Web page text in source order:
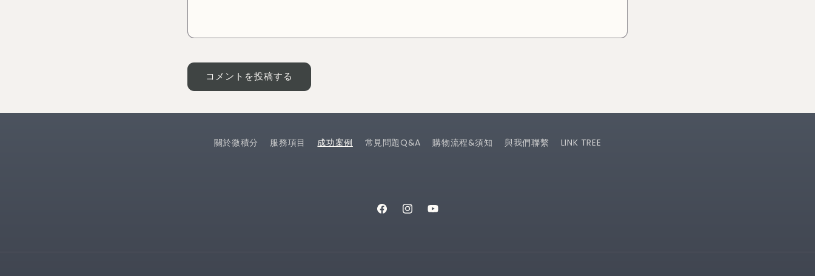
關於微積分 服務項目 成功案例 常見問題Q&A 購物流程&須知 與我們聯繫 LINK TREE
FacebookInstagramYouTube